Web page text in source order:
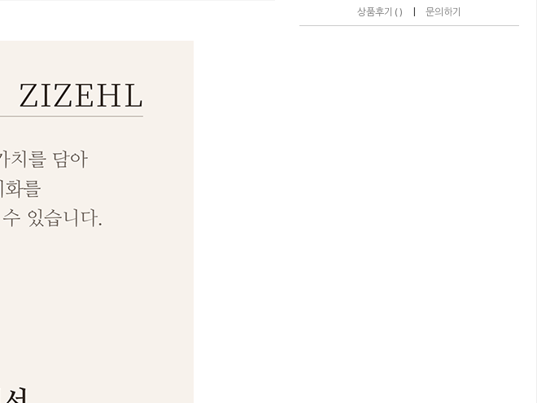
상품후기 ( ) | 문의하기